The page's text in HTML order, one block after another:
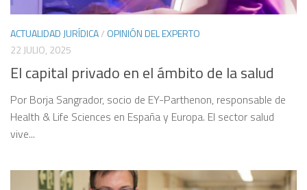
ACTUALIDAD JURÍDICA/ OPINIÓN DEL EXPERTO
22 JULIO, 2025
El capital privado en el ámbito de la salud
Por Borja Sangrador, socio de EY-Parthenon, responsable de
Health & Life Sciences en España y Europa. El sector salud
vive...